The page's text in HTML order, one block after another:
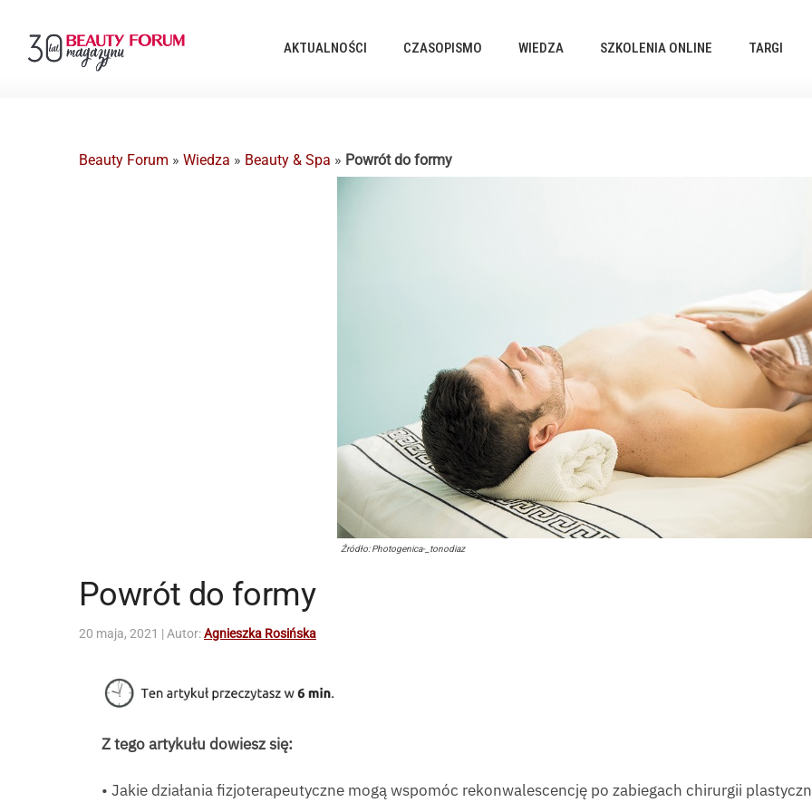
AKTUALNOŚCI CZASOPISMO WIEDZA SZKOLENIA ONLINE TARGI
Beauty Forum » Wiedza » Beauty & Spa » Powrót do formy
Źródło: Photogenica-_tonodiaz
Powrót do formy
20 maja, 2021 | Autor:Agnieszka Rosińska
Z tego artykułu dowiesz się:
• Jakie działania fizjoterapeutyczne mogą wspomóc rekonwalescencję po zabiegach chirurgii